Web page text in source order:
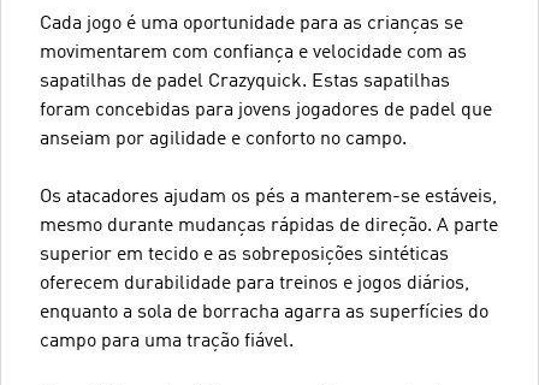
Cada jogo é uma oportunidade para as crianças se
movimentarem com confiança e velocidade com as
sapatilhas de padel Crazyquick. Estas sapatilhas
foram concebidas para jovens jogadores de padel que
anseiam por agilidade e conforto no campo.
Os atacadores ajudam os pés a manterem-se estáveis,
mesmo durante mudanças rápidas de direção. A parte
superior em tecido e as sobreposições sintéticas
oferecem durabilidade para treinos e jogos diários,
enquanto a sola de borracha agarra as superfícies do
campo para uma tração fiável.